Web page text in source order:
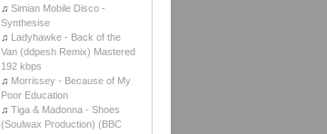
♫ Simian Mobile Disco -
Synthesise
♫ Ladyhawke - Back of the
Van (ddpesh Remix) Mastered
192 kbps
♫ Morrissey - Because of My
Poor Education
♫ Tiga & Madonna - Shoes
(Soulwax Production) (BBC